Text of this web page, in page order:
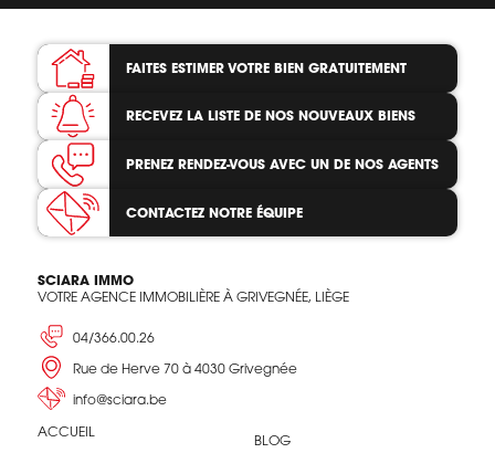
FAITES ESTIMER VOTRE BIEN GRATUITEMENT
RECEVEZ LA LISTE DE NOS NOUVEAUX BIENS
PRENEZ RENDEZ-VOUS AVEC UN DE NOS AGENTS
CONTACTEZ NOTRE ÉQUIPE
SCIARA IMMO
VOTRE AGENCE IMMOBILIÈRE À GRIVEGNÉE, LIÈGE
04/366.00.26
Rue de Herve 70 à 4030 Grivegnée
info@sciara.be
ACCUEIL
BLOG